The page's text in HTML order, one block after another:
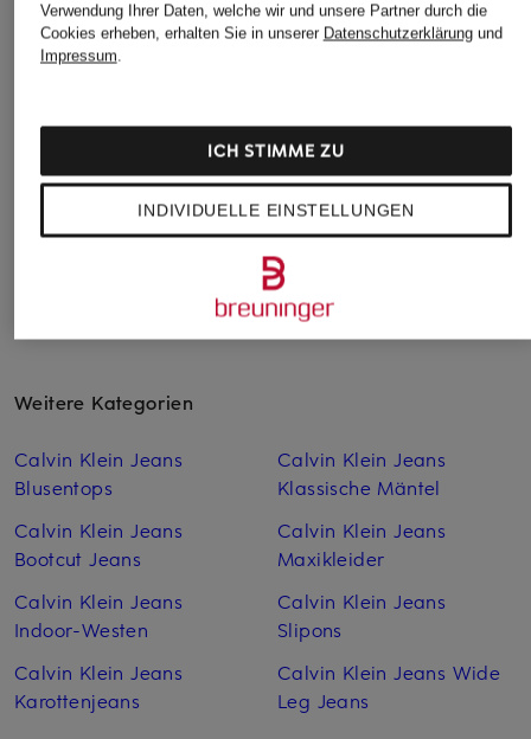
LES DEUX
Kurzarm-Hemd
CHF 129
ALLSAINTS
CHF 119
seidensticker
CHF 70
Weitere Kategorien
Calvin Klein Jeans
Blusentops
Calvin Klein Jeans
Bootcut Jeans
Calvin Klein Jeans
Indoor-Westen
Calvin Klein Jeans
Karottenjeans
Calvin Klein Jeans
Klassische Mäntel
Calvin Klein Jeans
Maxikleider
Calvin Klein Jeans
Slipons
Calvin Klein Jeans Wide
Leg Jeans
Verwendung Ihrer Daten, welche wir und unsere Partner durch die
Cookies erheben, erhalten Sie in unserer Datenschutzerklärungund
Impressum.
INDIVIDUELLE EINSTELLUNGEN
ICH STIMME ZU